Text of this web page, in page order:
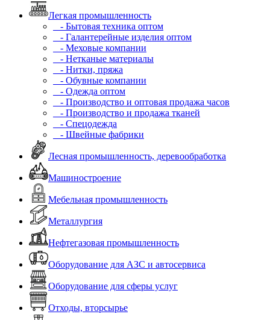
Легкая промышленность
- Бытовая техника оптом
- Галантерейные изделия оптом
- Меховые компании
- Нетканые материалы
- Нитки, пряжа
- Обувные компании
- Одежда оптом
- Производство и оптовая продажа часов
- Производство и продажа тканей
- Спецодежда
- Швейные фабрики
Лесная промышленность, деревообработка
Машиностроение
Мебельная промышленность
Металлургия
Нефтегазовая промышленность
Оборудование для АЗС и автосервиса
Оборудование для сферы услуг
Отходы, вторсырье